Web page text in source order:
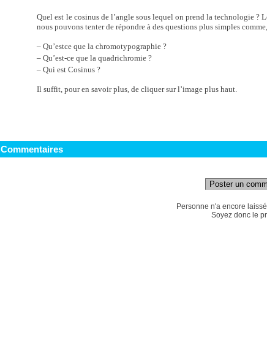
Quel est le cosinus de l’angle sous lequel on prend la technologie
nous pouvons tenter de répondre à des questions plus simples
– Qu’estce que la chromotypographie ?
– Qu’est-ce que la quadrichromie ?
– Qui est Cosinus ?
Il suffit, pour en savoir plus, de cliquer sur l’image plus haut.
Commentaires
Poster un
Personne n'a encore
Soyez donc le